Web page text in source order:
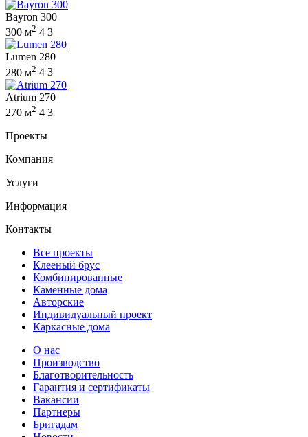
Bayron 300
300 м2 4 3
Lumen 280
280 м2 4 3
Atrium 270
270 м2 4 3
Проекты
Компания
Услуги
Информация
Контакты
Все проекты
Клееный брус
Комбинированные
Каменные дома
Авторские
Индивидуальный проект
Каркасные дома
О нас
Производство
Благотворительность
Гарантия и сертификаты
Вакансии
Партнеры
Бригадам